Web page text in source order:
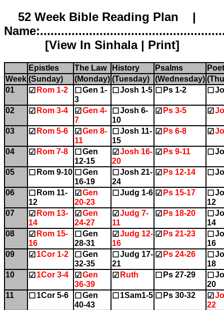
52 Week Bible Reading Plan |
[View In Sinhala| Print]
Epistles The Law History Psalms
Week (Sunday) (Monday) (Tuesday) (Wednesday)
01
☑ Rom 1-2 ☐ Gen 1-
3
☐ Josh 1-5 ☐ Ps 1-2 ☐
02 ☑ Rom 3-4 ☑ Gen 4-
7
☐ Josh 6-
10
☑ Ps 3-5 ☑
03 ☑ Rom 5-6 ☑ Gen 8-
11
☐ Josh 11-
15
☑ Ps 6-8 ☑
04 ☑ Rom 7-8 ☐ Gen
12-15
☑ Josh 16-
20
☑ Ps 9-11 ☐
05 ☐ Rom 9-10 ☐ Gen
16-19
☐ Josh 21-
24
☑ Ps 12-14 ☐
06 ☐ Rom 11-
12
☑ Gen
20-23
☐ Judg 1-6 ☑ Ps 15-17 ☐
12
07
☑ Rom 13-
14
☑ Gen
24-27
☑ Judg 7-
11
☑ Ps 18-20 ☐
14
08
☑ Rom 15-
16
☐ Gen
28-31
☑ Judg 12-
16
☑ Ps 21-23 ☐
16
09
☑ 1Cor 1-2 ☐ Gen
32-35
☐ Judg 17-
21
☑ Ps 24-26 ☐
18
10
☑ 1Cor 3-4 ☑ Gen
36-39
☑ Ruth ☐ Ps 27-29 ☐
20
11
☐ 1Cor 5-6 ☐ Gen
40-43
☐ 1Sam1-5 ☐ Ps 30-32 ☑
22